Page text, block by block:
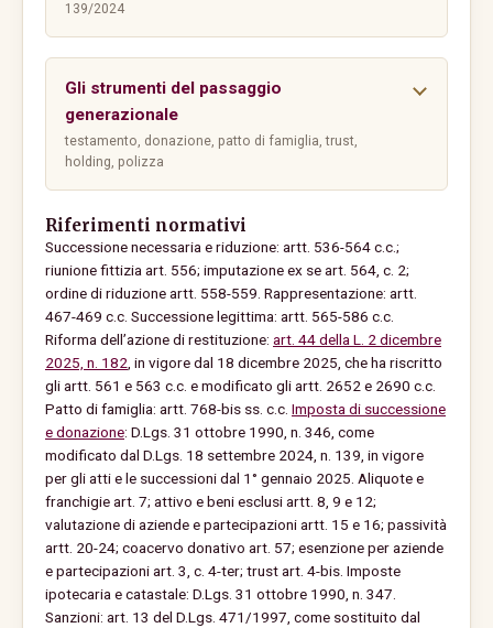
139/2024
Gli strumenti del passaggio
generazionale
testamento, donazione, patto di famiglia, trust,
holding, polizza
Riferimenti normativi
Successione necessaria e riduzione: artt. 536-564 c.c.;
riunione fittizia art. 556; imputazione ex se art. 564, c. 2;
ordine di riduzione artt. 558-559. Rappresentazione: artt.
467-469 c.c. Successione legittima: artt. 565-586 c.c.
Riforma dell’azione di restituzione: art. 44 della L. 2 dicembre
2025, n. 182 , in vigore dal 18 dicembre 2025, che ha riscritto
gli artt. 561 e 563 c.c. e modificato gli artt. 2652 e 2690 c.c.
Patto di famiglia: artt. 768-bis ss. c.c. Imposta di successione
e donazione: D.Lgs. 31 ottobre 1990, n. 346, come
modificato dal D.Lgs. 18 settembre 2024, n. 139, in vigore
per gli atti e le successioni dal 1° gennaio 2025. Aliquote e
franchigie art. 7; attivo e beni esclusi artt. 8, 9 e 12;
valutazione di aziende e partecipazioni artt. 15 e 16; passività
artt. 20-24; coacervo donativo art. 57; esenzione per aziende
e partecipazioni art. 3, c. 4-ter; trust art. 4-bis. Imposte
ipotecaria e catastale: D.Lgs. 31 ottobre 1990, n. 347.
Sanzioni: art. 13 del D.Lgs. 471/1997, come sostituito dal